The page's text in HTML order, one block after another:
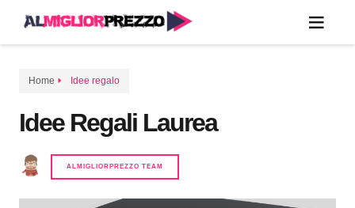
Home Idee regalo
Idee Regali Laurea
ALMIGLIORPREZZO TEAM